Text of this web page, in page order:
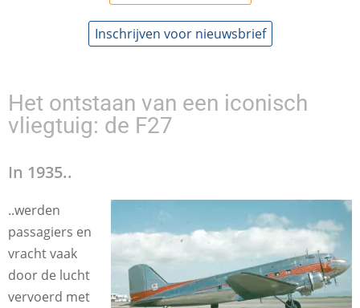
Inschrijven voor nieuwsbrief
Het ontstaan van een iconisch
vliegtuig: de F27
In 1935..
..werden
passagiers en
vracht vaak
door de lucht
vervoerd met